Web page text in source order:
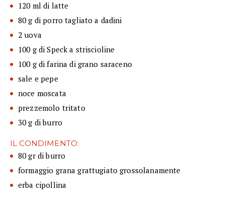
120 ml di latte
80 g di porro tagliato a dadini
2 uova
100 g di Speck a striscioline
100 g di farina di grano saraceno
sale e pepe
noce moscata
prezzemolo tritato
30 g di burro
IL CONDIMENTO:
80 gr di burro
formaggio grana grattugiato grossolanamente
erba cipollina